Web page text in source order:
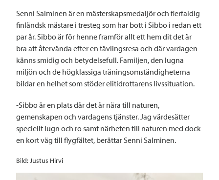
Senni Salminen är en mästerskapsmedaljör och flerfaldig
finländsk mästare i tresteg som har bott i Sibbo i redan ett
par år. Sibbo är för henne framför allt ett hem dit det är
bra att återvända efter en tävlingsresa och där vardagen
känns smidig och betydelsefull. Familjen, den lugna
miljön och de högklassiga träningsomständigheterna
bildar en helhet som stöder elitidrottarens livssituation.
-Sibbo är en plats där det är nära till naturen,
gemenskapen och vardagens tjänster. Jag värdesätter
speciellt lugn och ro samt närheten till naturen med dock
en kort väg till flygfältet, berättar Senni Salminen.
Bild: Justus Hirvi